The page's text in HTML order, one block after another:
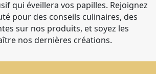
qui éveillera vos papilles. Rejoignez
pour des conseils culinaires, des
sur nos produits, et soyez les
nos dernières créations.